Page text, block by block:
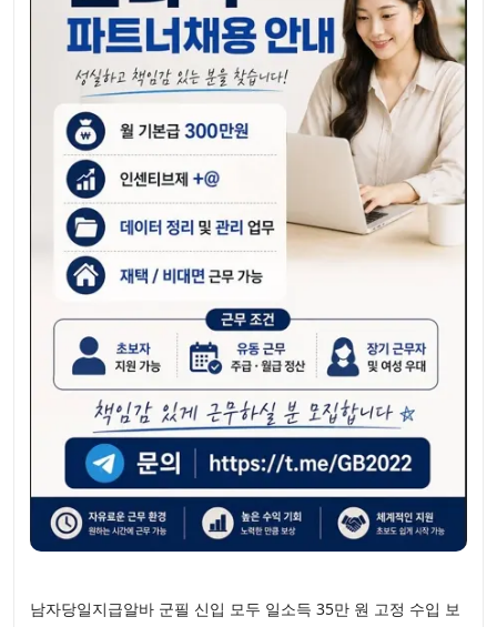
남자당일지급알바 군필 신입 모두 일소득 35만 원 고정 수입 보